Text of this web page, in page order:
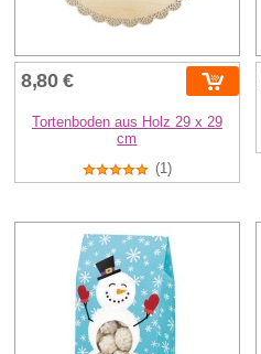
8,80 €
Tortenboden aus Holz 29 x 29
cm
(1)